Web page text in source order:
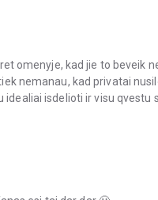
omenyje, kad jie to beveik
nemanau, kad privatai
isdelioti ir visu qvestu